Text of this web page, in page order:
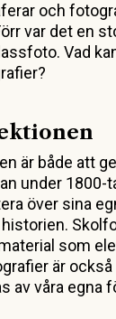
och
var det en
Vad
är både att
under 1800-
över sina
som
är
av våra egna